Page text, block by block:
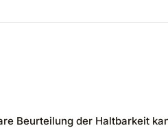
Beurteilung der Haltbarkeit